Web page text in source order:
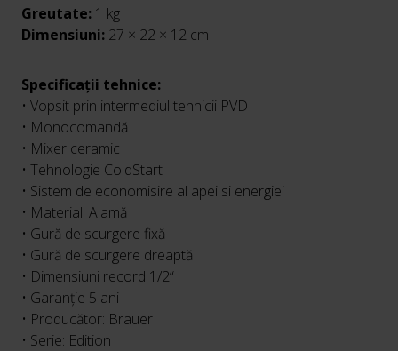
Greutate: 1 kg
Dimensiuni: 27 × 22 × 12 cm
Specificații tehnice:
• Vopsit prin intermediul tehnicii PVD
• Monocomandă
• Mixer ceramic
• Tehnologie ColdStart
• Sistem de economisire al apei si energiei
• Material: Alamă
• Gură de scurgere fixă
• Gură de scurgere dreaptă
• Dimensiuni record 1/2“
• Garanție 5 ani
• Producător: Brauer
• Serie: Edition